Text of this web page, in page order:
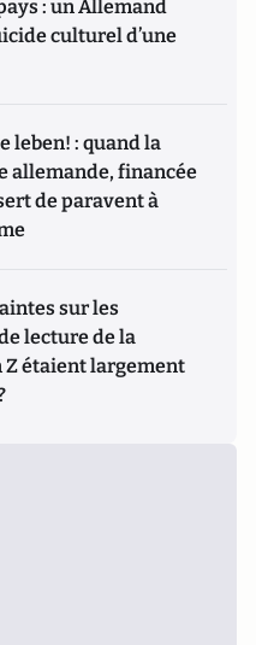
: un Allemand
culturel d’une
leben! : quand la
allemande, financée
de paravent à
sur les
lecture de la
Z étaient largement